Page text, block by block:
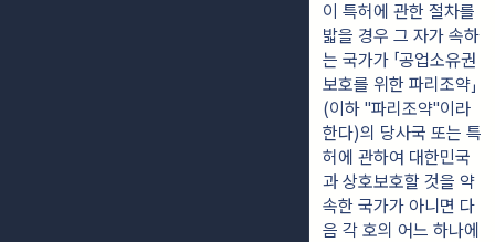
이 특허에 관한 절차를
밟을 경우 그 자가 속하
는 국가가 「공업소유권
보호를 위한 파리조약」
(이하 "파리조약"이라
한다)의 당사국 또는 특
허에 관하여 대한민국
과 상호보호할 것을 약
속한 국가가 아니면 다
음 각 호의 어느 하나에